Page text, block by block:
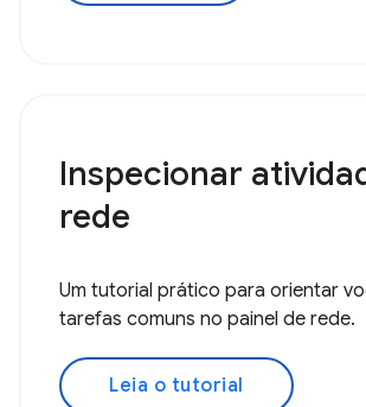
Inspecionar
rede
Um tutorial prático para orientar
tarefas comuns no painel de rede.
Leia o tutorial